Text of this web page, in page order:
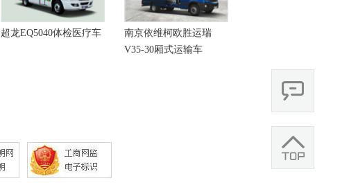
超龙EQ5040体检医疗车
南京依维柯欧胜运瑞
V35-30厢式运输车